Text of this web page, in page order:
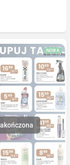
NOWA